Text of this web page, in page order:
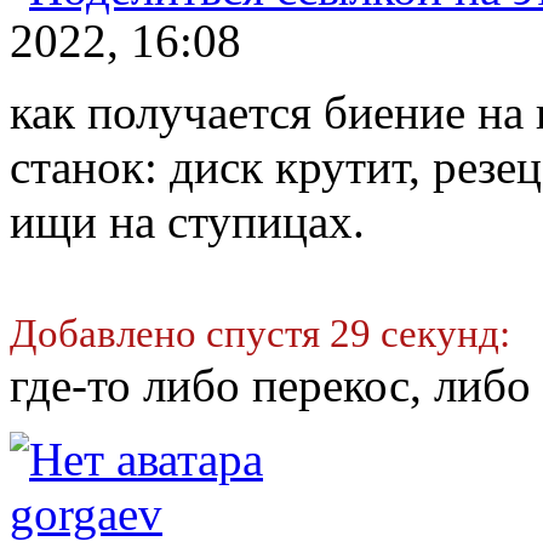
2022, 16:08
как получается биение
станок: диск крутит,
ищи на ступицах.
Добавлено спустя 29 секунд:
где-то либо перекос, либо
gorgaev